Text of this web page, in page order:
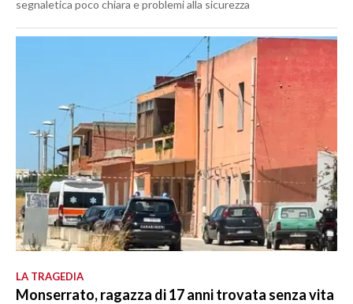
segnaletica poco chiara e problemi alla sicurezza
LA TRAGEDIA
Monserrato, ragazza di 17 anni trovata senza vita